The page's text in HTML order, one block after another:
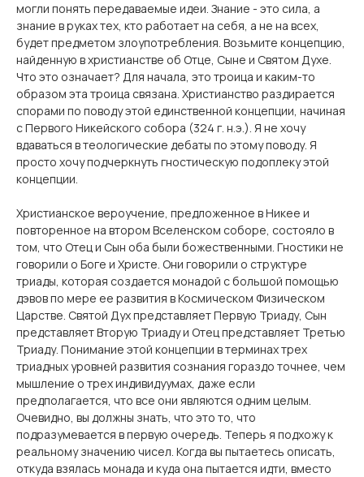
могли понять передаваемые идеи. Знание - это сила, а
знание в руках тех, кто работает на себя, а не на всех,
будет предметом злоупотребления. Возьмите концепцию,
найденную в христианстве об Отце, Сыне и Святом Духе.
Что это означает? Для начала, это троица и каким-то
образом эта троица связана. Христианство раздирается
спорами по поводу этой единственной концепции, начиная
с Первого Никейского собора (324 г. н.э.). Я не хочу
вдаваться в теологические дебаты по этому поводу. Я
просто хочу подчеркнуть гностическую подоплеку этой
концепции.
Христианское вероучение, предложенное в Никее и
повторенное на втором Вселенском соборе, состояло в
том, что Отец и Сын оба были божественными. Гностики не
говорили о Боге и Христе. Они говорили о структуре
триады, которая создается монадой с большой помощью
дэвов по мере ее развития в Космическом Физическом
Царстве. Святой Дух представляет Первую Триаду, Сын
представляет Вторую Триаду и Отец представляет Третью
Триаду. Понимание этой концепции в терминах трех
триадных уровней развития сознания гораздо точнее, чем
мышление о трех индивидуумах, даже если
предполагается, что все они являются одним целым.
Очевидно, вы должны знать, что это то, что
подразумевается в первую очередь. Теперь я подхожу к
реальному значению чисел. Когда вы пытаетесь описать,
откуда взялась монада и куда она пытается идти, вместо